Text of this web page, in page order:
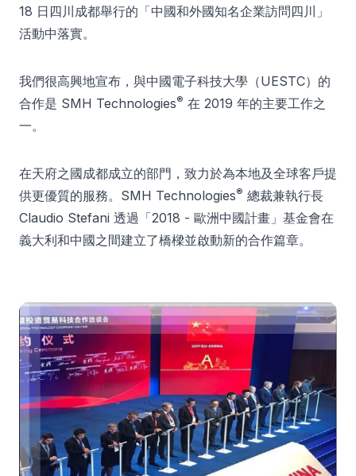
18 日四川成都舉行的「中國和外國知名企業訪問四川」
活動中落實。
我們很高興地宣布，與中國電子科技大學（UESTC）的
合作是 SMH Technologies® 在 2019 年的主要工作之
一。
在天府之國成都成立的部門，致力於為本地及全球客戶提
供更優質的服務。SMH Technologies® 總裁兼執行長
Claudio Stefani 透過「2018 - 歐洲中國計畫」基金會在
義大利和中國之間建立了橋樑並啟動新的合作篇章。